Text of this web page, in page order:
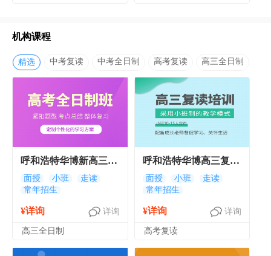
机构课程
精选 中考复读 中考全日制 高考复读 高三全日制
呼和浩特华博新高三全
日制集训班 呼和浩特
高考全日制培训班
面授 小班
走读
常年招生
¥详询 详询
高三全日制
呼和浩特华博高三复读
培训班 呼和浩特高考
复读辅导班
面授 小班
走读
常年招生
¥详询 详询
高考复读